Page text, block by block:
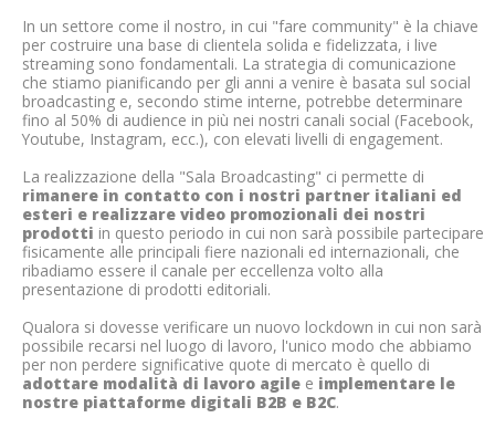
In un settore come il nostro, in cui "fare community" è la chiave
per costruire una base di clientela solida e fidelizzata, i live
streaming sono fondamentali. La strategia di comunicazione
che stiamo pianificando per gli anni a venire è basata sul social
broadcasting e, secondo stime interne, potrebbe determinare
fino al 50% di audience in più nei nostri canali social (Facebook,
Youtube, Instagram, ecc.), con elevati livelli di engagement.
La realizzazione della "Sala Broadcasting" ci permette di
rimanere in contatto con i nostri partner italiani ed
esteri e realizzare video promozionali dei nostri
prodotti in questo periodo in cui non sarà possibile partecipare
fisicamente alle principali fiere nazionali ed internazionali, che
ribadiamo essere il canale per eccellenza volto alla
presentazione di prodotti editoriali.
Qualora si dovesse verificare un nuovo lockdown in cui non sarà
possibile recarsi nel luogo di lavoro, l'unico modo che abbiamo
per non perdere significative quote di mercato è quello di
adottare modalità di lavoro agile e implementare le
nostre piattaforme digitali B2B e B2C.